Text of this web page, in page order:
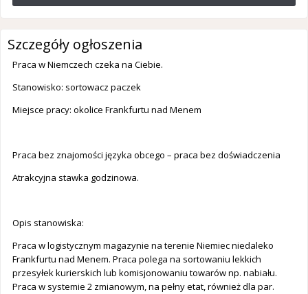
Szczegóły ogłoszenia
Praca w Niemczech czeka na Ciebie.
Stanowisko: sortowacz paczek
Miejsce pracy: okolice Frankfurtu nad Menem
Praca bez znajomości języka obcego – praca bez doświadczenia
Atrakcyjna stawka godzinowa.
Opis stanowiska:
Praca w logistycznym magazynie na terenie Niemiec niedaleko
Frankfurtu nad Menem. Praca polega na sortowaniu lekkich
przesyłek kurierskich lub komisjonowaniu towarów np. nabiału.
Praca w systemie 2 zmianowym, na pełny etat, również dla par.